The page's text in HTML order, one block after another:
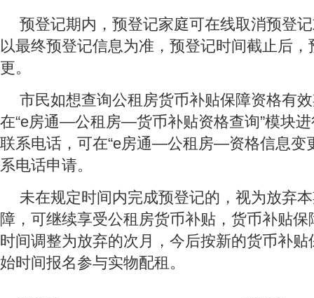
预登记期内，预登记家庭可在线取消预登
以最终预登记信息为准，预登记时间截止后
更。
市民如想查询公租房货币补贴保障资格有
在“e房通—公租房—货币补贴资格查询”模块
联系电话，可在“e房通—公租房—资格信息变
系电话申请。
未在规定时间内完成预登记的，视为放弃
障，可继续享受公租房货币补贴，货币补贴
时间调整为放弃的次月，今后按新的货币补
始时间报名参与实物配租。